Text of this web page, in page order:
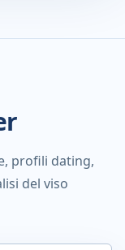
profili dating,
del viso